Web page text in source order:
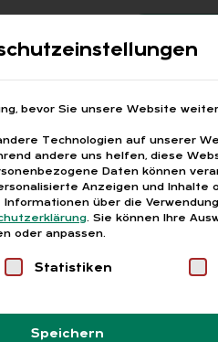
den ARGEn
bevor Sie unsere Website
Technologien auf unserer
andere uns helfen, diese
Daten können
Anzeigen und Inhalte
über die
. Sie können Ihre
oder anpassen.
Gruppen, für die
Statistiken
Speichern